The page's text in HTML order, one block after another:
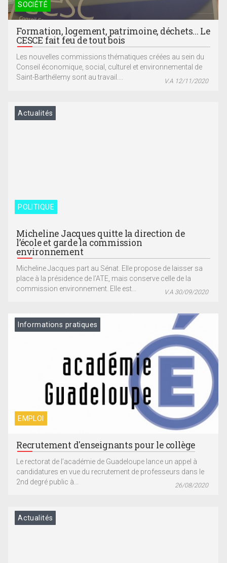
SOCIÉTÉ
Formation, logement, patrimoine, déchets... Le
CESCE fait feu de tout bois
Les nouvelles commissions thématiques créées au sein du
Conseil économique, social, culturel et environnemental de
Saint-Barthélemy sont au travail....
V.A 12/11/2020
POLITIQUE
Actualités
Micheline Jacques quitte la direction de
l’école et garde la commission
environnement
Micheline Jacques part au Sénat. Elle propose de laisser sa
place à la présidence de l’ATE, mais conserve celle de la
commission environnement. Elle est...
V.A 30/09/2020
EMPLOI
Informations pratiques
Recrutement d'enseignants pour le collège
Le rectorat de l’académie de Guadeloupe lance un appel à
candidatures en vue du recrutement de professeurs dans le
2nd degré public à...
26/08/2020
Actualités